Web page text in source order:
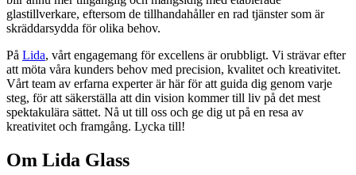
glastillverkare, eftersom de tillhandahåller en rad tjänster som är
skräddarsydda för olika behov.
På Lida, vårt engagemang för excellens är orubbligt. Vi strävar efter
att möta våra kunders behov med precision, kvalitet och kreativitet.
Vårt team av erfarna experter är här för att guida dig genom varje
steg, för att säkerställa att din vision kommer till liv på det mest
spektakulära sättet. Nå ut till oss och ge dig ut på en resa av
kreativitet och framgång. Lycka till!
Om Lida Glass